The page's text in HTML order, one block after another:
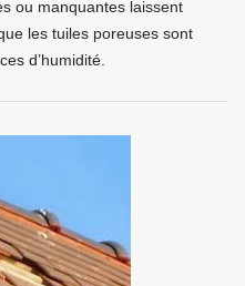
ou manquantes laissent
les tuiles poreuses sont
d’humidité.